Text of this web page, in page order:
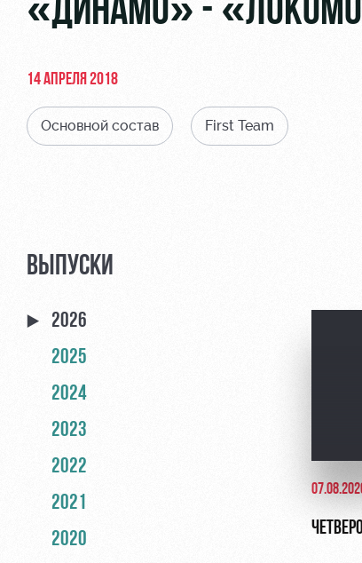
«ДИНАМО» -
14 АПРЕЛЯ 2018
Основной состав First Team
ВЫПУСКИ
2026
2025
2024
2023
2022
2021
2020